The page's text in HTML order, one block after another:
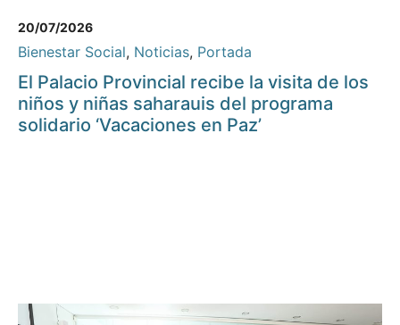
20/07/2026
Bienestar Social, Noticias, Portada
El Palacio Provincial recibe la visita de los
niños y niñas saharauis del programa
solidario ‘Vacaciones en Paz’